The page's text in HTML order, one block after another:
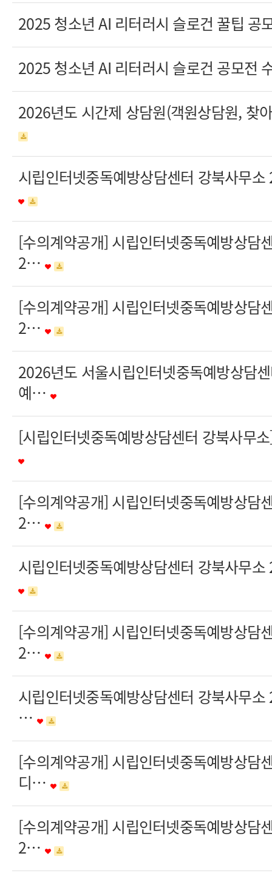
2025 청소년 AI 리터러시 슬로건 꿀팁
2025 청소년 AI 리터러시 슬로건 공모전
2026년도 시간제 상담원(객원상담원,
시립인터넷중독예방상담센터 강북사무
[수의계약공개] 시립인터넷중독예방상담
2…
[수의계약공개] 시립인터넷중독예방상담
2…
2026년도 서울시립인터넷중독예방상담
예…
[시립인터넷중독예방상담센터 강북사무
[수의계약공개] 시립인터넷중독예방상담
2…
시립인터넷중독예방상담센터 강북사무
[수의계약공개] 시립인터넷중독예방상담
2…
시립인터넷중독예방상담센터 강북사무
…
[수의계약공개] 시립인터넷중독예방상담
디…
[수의계약공개] 시립인터넷중독예방상담
2…